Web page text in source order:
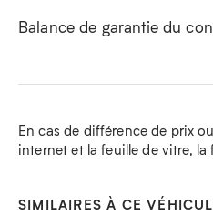
Balance de garantie du
En cas de différence de prix
internet et la feuille de vitre,
SIMILAIRES À CE